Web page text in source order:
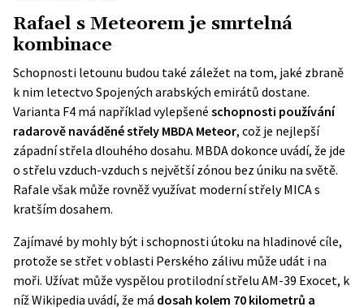
Rafael s Meteorem je smrtelná
kombinace
Schopnosti letounu budou také záležet na tom, jaké zbraně
k nim letectvo Spojených arabských emirátů dostane.
Varianta F4 má například vylepšené schopnosti používání
radarově naváděné střely MBDA Meteor, což je nejlepší
západní střela dlouhého dosahu. MBDA dokonce uvádí, že jde
o střelu vzduch-vzduch s největší zónou bez úniku na světě.
Rafale však může rovněž využívat moderní střely MICA s
kratším dosahem.
Zajímavé by mohly být i schopnosti útoku na hladinové cíle,
protože se střet v oblasti Perského zálivu může udát i na
moři. Užívat může vyspělou protilodní střelu AM-39 Exocet, k
nížWikipedia uvádí, že má dosah kolem 70 kilometrů a